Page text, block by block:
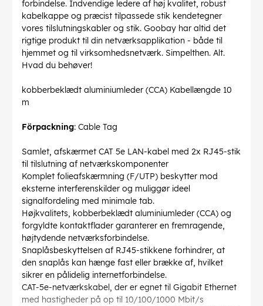
forbindelse. Indvendige ledere af høj kvalitet, robust
kabelkappe og præcist tilpassede stik kendetegner
vores tilslutningskabler og stik. Goobay har altid det
rigtige produkt til din netværksapplikation - både til
hjemmet og til virksomhedsnetværk. Simpelthen. Alt.
Hvad du behøver!
kobberbeklædt aluminiumleder (CCA) Kabellængde 10
m
Förpackning: Cable Tag
Samlet, afskærmet CAT 5e LAN-kabel med 2x RJ45-stik
til tilslutning af netværkskomponenter
Komplet folieafskærmning (F/UTP) beskytter mod
eksterne interferenskilder og muliggør ideel
signalfordeling med minimale tab.
Højkvalitets, kobberbeklædt aluminiumleder (CCA) og
forgyldte kontaktflader garanterer en fremragende,
højtydende netværksforbindelse.
Snaplåsbeskyttelsen af RJ45-stikkene forhindrer, at
den snaplås kan hænge fast eller brække af, hvilket
sikrer en pålidelig internetforbindelse.
CAT-5e-netværkskabel, der er egnet til Gigabit Ethernet
med hastigheder på op til 10/100/1000 Mbit/s